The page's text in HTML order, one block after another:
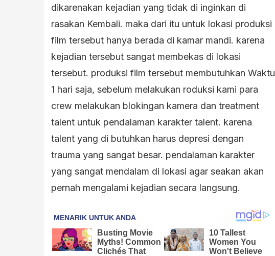
dikarenakan kejadian yang tidak di inginkan di
rasakan Kembali. maka dari itu untuk lokasi produksi
film tersebut hanya berada di kamar mandi. karena
kejadian tersebut sangat membekas di lokasi
tersebut. produksi film tersebut membutuhkan Waktu
1 hari saja, sebelum melakukan roduksi kami para
crew melakukan blokingan kamera dan treatment
talent untuk pendalaman karakter talent. karena
talent yang di butuhkan harus depresi dengan
trauma yang sangat besar. pendalaman karakter
yang sangat mendalam di lokasi agar seakan akan
pernah mengalami kejadian secara langsung.